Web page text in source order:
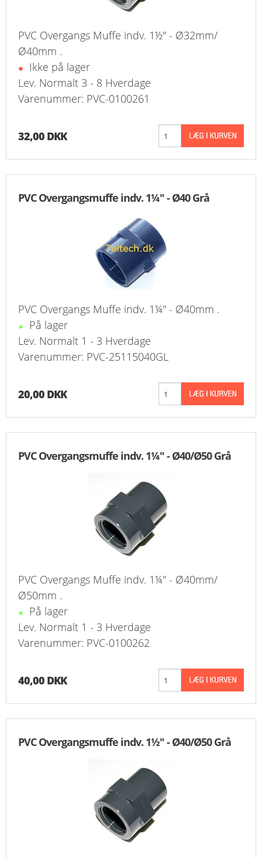
PVC Overgangs Muffe indv. 1½" - Ø32mm/
Ø40mm .
Ikke på lager
Lev. Normalt 3 - 8 Hverdage
Varenummer: PVC-0100261
32,00 DKK
PVC Overgangsmuffe indv. 1¼" - Ø40 Grå
PVC Overgangs Muffe indv. 1¼" - Ø40mm .
På lager
Lev. Normalt 1 - 3 Hverdage
Varenummer: PVC-25115040GL
20,00 DKK
PVC Overgangsmuffe indv. 1¼" - Ø40/Ø50 Grå
PVC Overgangs Muffe indv. 1¼" - Ø40mm/
Ø50mm .
På lager
Lev. Normalt 1 - 3 Hverdage
Varenummer: PVC-0100262
40,00 DKK
PVC Overgangsmuffe indv. 1½" - Ø40/Ø50 Grå